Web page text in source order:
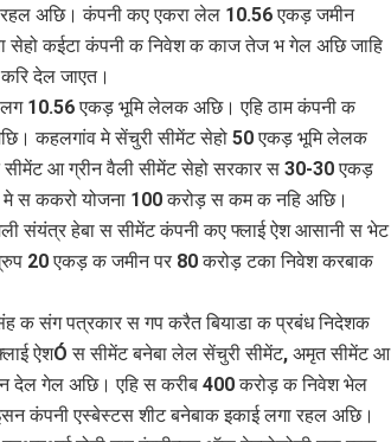
रहल अछि। कंपनी कए एकरा लेल 10.56 एकड़ जमीन
सेहो कईटा कंपनी क निवेश क काज तेज भ गेल अछि जाहि
देल जाएत।
लग 10.56 एकड़ भूमि लेलक अछि। एहि ठाम कंपनी क
कहलगांव मे सेंचुरी सीमेंट सेहो 50 एकड़ भूमि लेलक
सीमेंट आ ग्रीन वैली सीमेंट सेहो सरकार स 30-30 एकड़
स ककरो योजना 100 करोड़ स कम क नहि अछि।
संयंत्र हेबा स सीमेंट कंपनी कए फ्लाई ऐश आसानी स भेट
20 एकड़ क जमीन पर 80 करोड़ टका निवेश करबाक
क संग पत्रकार स गप करैत बियाडा क प्रबंध निदेशक
ऐशÓ स सीमेंट बनेबा लेल सेंचुरी सीमेंट, अमृत सीमेंट आ
देल गेल अछि। एहि स करीब 400 करोड़ क निवेश भेल
कंपनी एस्बेस्टस शीट बनेबाक इकाई लगा रहल अछि।